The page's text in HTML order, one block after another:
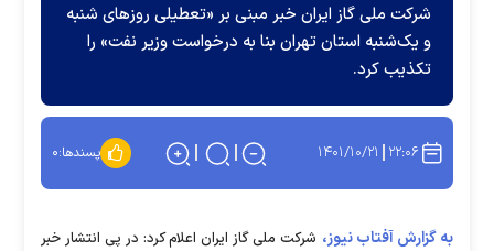
شرکت ملی گاز ایران خبر مبنی بر «تعطیلی روز‌های شنبه
و یک‌شنبه استان تهران بنا به درخواست وزیر نفت» را
تکذیب کرد.
۲۲:۰۶ ۱۴۰۱/۱۰/۲۱ پسندها:۰
به گزارش آفتاب نیوز، شرکت ملی گاز ایران اعلام کرد: در پی انتشار خبر